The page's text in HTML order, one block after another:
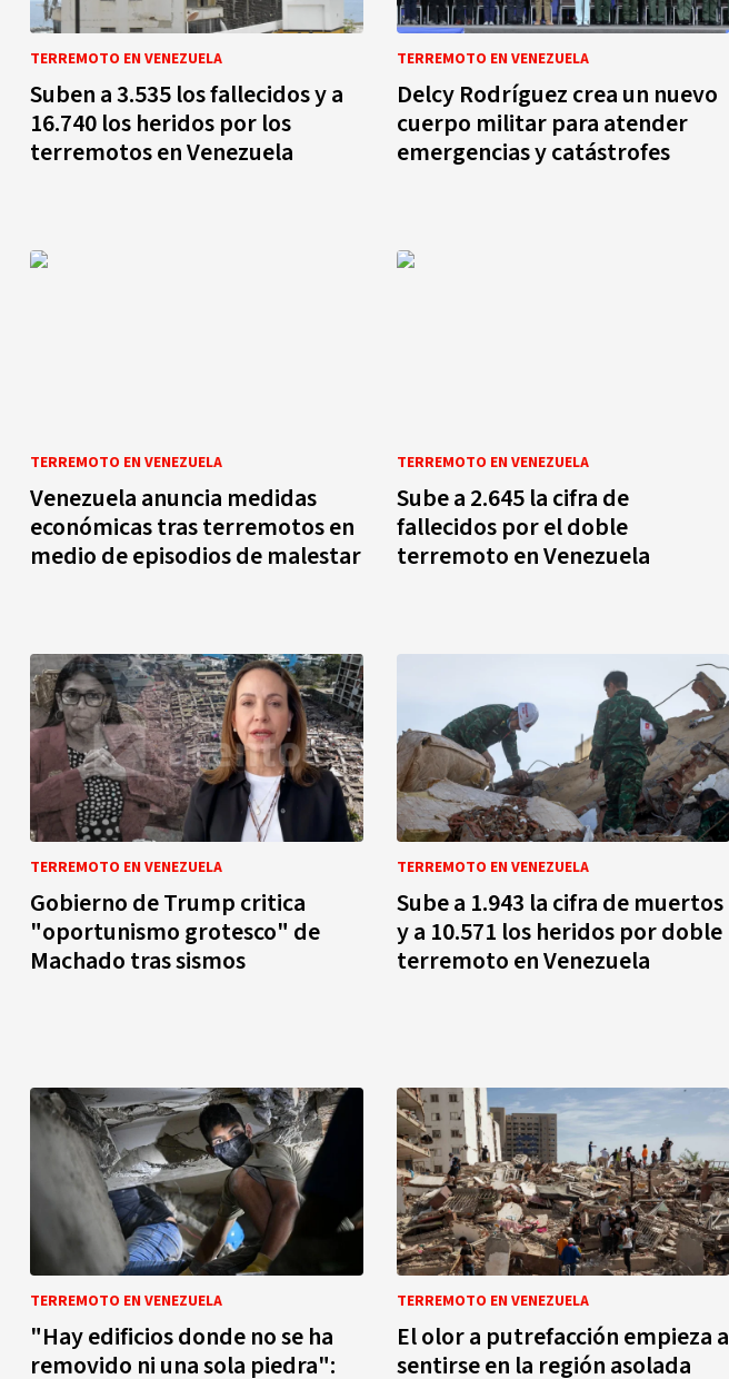
TERREMOTO EN VENEZUELA
Suben a 3.535 los fallecidos y a
16.740 los heridos por los
terremotos en Venezuela
TERREMOTO EN VENEZUELA
Delcy Rodríguez crea un nuevo
cuerpo militar para atender
emergencias y catástrofes
TERREMOTO EN VENEZUELA
Venezuela anuncia medidas
económicas tras terremotos en
medio de episodios de malestar
TERREMOTO EN VENEZUELA
Sube a 2.645 la cifra de
fallecidos por el doble
terremoto en Venezuela
TERREMOTO EN VENEZUELA
Gobierno de Trump critica
"oportunismo grotesco" de
Machado tras sismos
TERREMOTO EN VENEZUELA
Sube a 1.943 la cifra de muertos
y a 10.571 los heridos por doble
terremoto en Venezuela
TERREMOTO EN VENEZUELA
"Hay edificios donde no se ha
removido ni una sola piedra":
TERREMOTO EN VENEZUELA
El olor a putrefacción empieza a
sentirse en la región asolada